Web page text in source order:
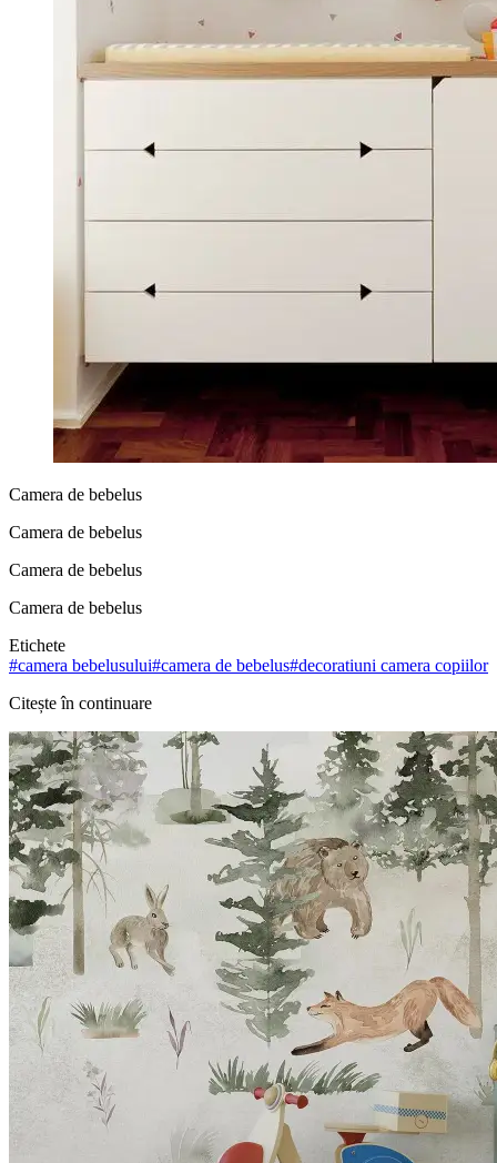
Camera de bebelus
Camera de bebelus
Camera de bebelus
Camera de bebelus
Etichete
#camera bebelusului#camera de bebelus#decoratiuni camera copiilor
Citește în continuare